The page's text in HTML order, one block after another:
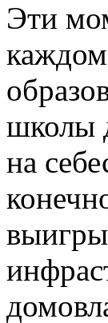
Эти
каждом
школы
на